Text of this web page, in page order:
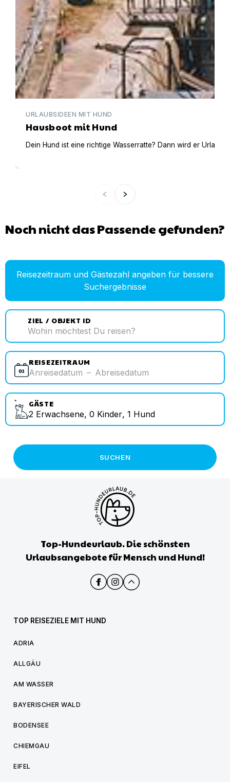
URLAUBSIDEEN MIT HUND
Hausboot mit Hund
Dein Hund ist eine richtige Wasserratte? Dann wird er
Noch nicht das Passende gefunden?
Reisezeitraum und Gästezahl angeben für bessere
Suchergebnisse
ZIEL / OBJEKT ID
REISEZEITRAUM
Anreisedatum – Abreisedatum
GÄSTE
2 Erwachsene, 0 Kinder, 1 Hund
SUCHEN
Top-Hundeurlaub. Die schönsten
Urlaubsangebote für Mensch und Hund!
TOP REISEZIELE MIT HUND
ADRIA
ALLGÄU
AM WASSER
BAYERISCHER WALD
BODENSEE
CHIEMGAU
EIFEL